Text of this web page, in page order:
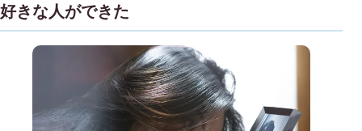
好きな人ができた